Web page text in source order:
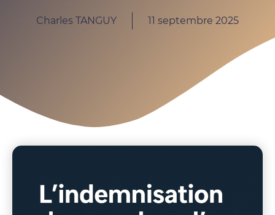
Charles TANGUY 11 septembre 2025